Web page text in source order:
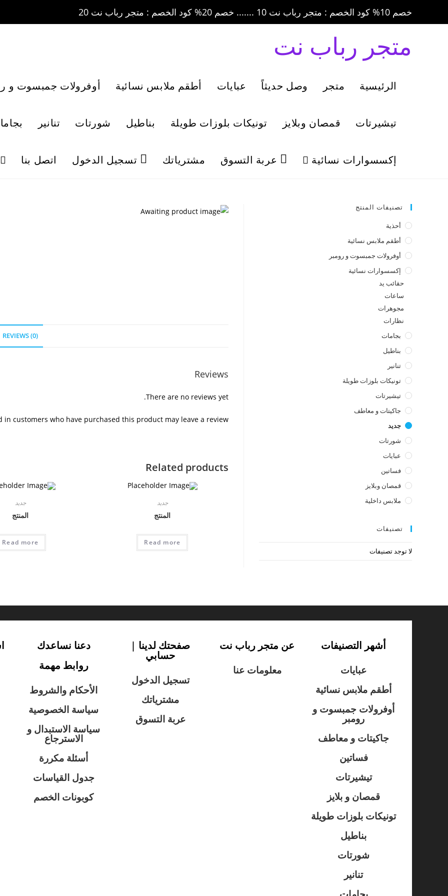
خصم 10% كود الخصم : متجر رباب نت 10 ....... خصم 20% كود الخصم : متجر رباب نت 20
متجر رباب نت
الرئيسية متجر وصل حديثاً عبايات أطقم ملابس نسائية أوفرولات جمبسوت و
تيشيرتات قمصان وبلايز تونيكات بلوزات طويلة بناطيل شورتات تنانير
إكسسوارات نسائية عربة التسوق مشترياتك تسجيل الدخول اتصل بنا
REVIEWS (0)
Reviews
There are no reviews yet.
in customers who have purchased this product may leave a review.
Related products
جديد
المنتج
Read more
جديد
المنتج
Read more
تصنيفات المنتج
أحذية
أطقم ملابس نسائية
أوفرولات جمبسوت و رومبر
إكسسوارات نسائية
حقائب يد
ساعات
مجوهرات
نظارات
بجامات
بناطيل
تنانير
تونيكات بلوزات طويلة
تيشيرتات
جاكيتات و معاطف
جديد
شورتات
عبايات
فساتين
قمصان وبلايز
ملابس داخلية
تصنيفات
لا توجد تصنيفات
أشهر التصنيفات
عبايات
أطقم ملابس نسائية
أوفرولات جمبسوت و
رومبر
جاكيتات و معاطف
فساتين
تيشيرتات
قمصان و بلايز
تونيكات بلوزات طويلة
بناطيل
شورتات
تنانير
عن متجر رباب نت
معلومات عنا
صفحتك لدينا |
حسابي
تسجيل الدخول
مشترياتك
عربة التسوق
دعنا نساعدك
روابط مهمة
الأحكام والشروط
سياسة الخصوصية
سياسة الاستبدال و
الاسترجاع
أسئلة مكررة
جدول القياسات
كوبونات الخصم